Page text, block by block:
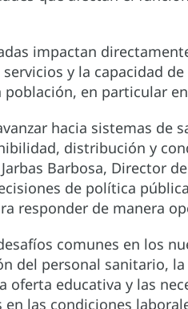
impactan
y la capacidad
población, en particular
hacia sistemas de
distribución y
Barbosa, Director
de política
responder de manera
comunes en los
del personal sanitario,
oferta educativa y las
en las condiciones